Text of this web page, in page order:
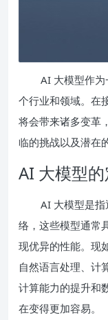
AI 大模型作
个行业和领域。在
将会带来诸多变革
临的挑战以及潜在
AI 大模型
AI 大模型是
络，这些模型通常
现优异的性能。现
自然语言处理、计
计算能力的提升和
在变得更加容易。